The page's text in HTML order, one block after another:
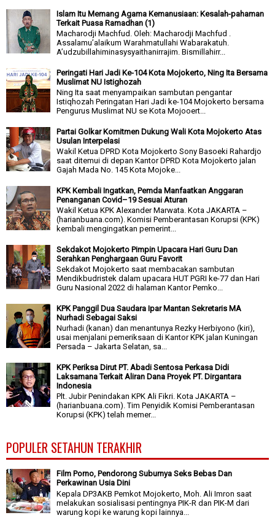
Islam Itu Memang Agama Kemanusiaan: Kesalah-pahaman
Terkait Puasa Ramadhan (1)
Macharodji Machfud. Oleh: Macharodji Machfud .
Assalamu’alaikum Warahmatullahi Wabarakatuh.
A’udzubillahiminasysyaithanirrajim. Bismillahirr...
Peringati Hari Jadi Ke-104 Kota Mojokerto, Ning Ita Bersama
Muslimat NU Istighozah
Ning Ita saat menyampaikan sambutan pengantar
Istiqhozah Peringatan Hari Jadi ke-104 Mojokerto bersama
Pengurus Muslimat NU se Kota Mojooert...
Partai Golkar Komitmen Dukung Wali Kota Mojokerto Atas
Usulan Interpelasi
Wakil Ketua DPRD Kota Mojokerto Sony Basoeki Rahardjo
saat ditemui di depan Kantor DPRD Kota Mojokerto jalan
Gajah Mada No. 145 Kota Mojoke...
KPK Kembali Ingatkan, Pemda Manfaatkan Anggaran
Penanganan Covid–19 Sesuai Aturan
Wakil Ketua KPK Alexander Marwata. Kota JAKARTA –
(harianbuana.com). Komisi Pemberantasan Korupsi (KPK)
kembali mengingatkan pemerint...
Sekdakot Mojokerto Pimpin Upacara Hari Guru Dan
Serahkan Penghargaan Guru Favorit
Sekdakot Mojokerto saat membacakan sambutan
Mendikbudristek dalam upacara HUT PGRI ke-77 dan Hari
Guru Nasional 2022 di halaman Kantor Pemko...
KPK Panggil Dua Saudara Ipar Mantan Sekretaris MA
Nurhadi Sebagai Saksi
Nurhadi (kanan) dan menantunya Rezky Herbiyono (kiri),
usai menjalani pemeriksaan di Kantor KPK jalan Kuningan
Persada – Jakarta Selatan, sa...
KPK Periksa Dirut PT. Abadi Sentosa Perkasa Didi
Laksamana Terkait Aliran Dana Proyek PT. Dirgantara
Indonesia
Plt. Jubir Penindakan KPK Ali Fikri. Kota JAKARTA –
(harianbuana.com). Tim Penyidik Komisi Pemberantasan
Korupsi (KPK) telah memer...
POPULER SETAHUN TERAKHIR
Film Porno, Pendorong Suburnya Seks Bebas Dan
Perkawinan Usia Dini
Kepala DP3AKB Pemkot Mojokerto, Moh. Ali Imron saat
melakukan sosialisasi pentingnya PIK-R dan PIK-M dari
warung kopi ke warung kopi lainnya...